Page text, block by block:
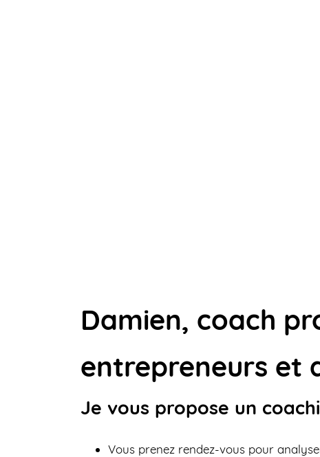
Damien, coach
entrepreneurs et
Je vous propose un
Vous prenez rendez-vous pour